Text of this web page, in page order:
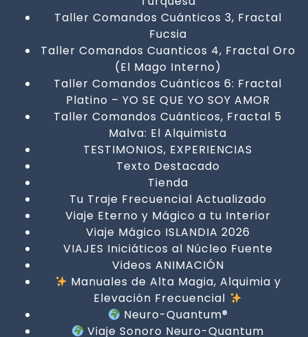
Taller Comandos Cuánticos 3, Fractal
Fucsia
Taller Comandos Cuanticos 4, Fractal Oro
(El Mago Interno)
Taller Comandos Cuánticos 6: Fractal
Platino – YO SE QUE YO SOY AMOR
Taller Comandos Cuánticos, Fractal 5
Malva: El Alquimista
TESTIMONIOS, EXPERIENCIAS
Texto Destacado
Tienda
Tu Traje Frecuencial Actualizado
Viaje Eterno y Mágico a tu Interior
Viaje Mágico ISLANDIA 2026
VIAJES Iniciáticos al Núcleo Fuente
Videos ANIMACIÓN
Manuales de Alta Magia, Alquimia y
Elevación Frecuencial
Neuro-Quantum®
Viaje Sonoro Neuro-Quantum